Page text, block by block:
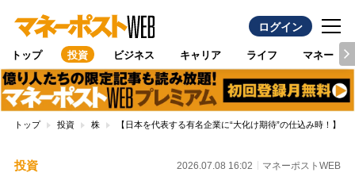
ログイン
トップ 投資 ビジネス キャリア ライフ マネー
トップ 投資 株 【日本を代表する有名企業に“大化け期待”の仕込み時！】
投資 2026.07.08 16:02 マネーポストWEB